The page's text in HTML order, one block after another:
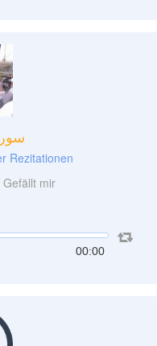
Rezitationen
Gefällt mir
00:00